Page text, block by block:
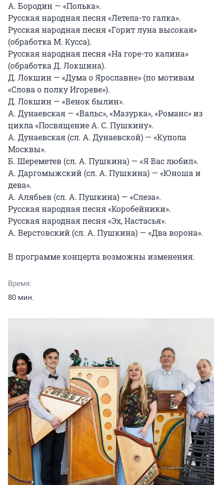
А. Бородин — «Полька».
Русская народная песня «Летела-то галка».
Русская народная песня «Горит луна высокая»
(обработка М. Кусса).
Русская народная песня «На горе-то калина»
(обработка Д. Локшина).
Д. Локшин — «Дума о Ярославне» (по мотивам
«Слова о полку Игореве»).
Д. Локшин — «Венок былин».
А. Дунаевская — «Вальс», «Мазурка», «Романс» из
цикла «Посвящение А. С. Пушкину».
А. Дунаевская (сл. А. Дунаевской) — «Купола
Москвы».
Б. Шереметев (сл. А. Пушкина) — «Я Вас любил».
А. Даргомыжский (сл. А. Пушкина) — «Юноша и
дева».
А. Алябьев (сл. А. Пушкина) — «Слеза».
Русская народная песня «Коробейники».
Русская народная песня «Эх, Настасья».
А. Верстовский (сл. А. Пушкина) — «Два ворона».
В программе концерта возможны изменения.
Время:
80 мин.